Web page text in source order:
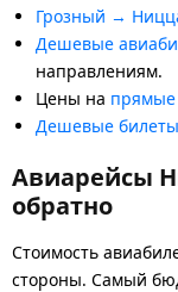
Грозный →
Дешевые
направлениям.
Цены на прямые
Дешевые
Авиарейсы
обратно
Стоимость
стороны. Самый